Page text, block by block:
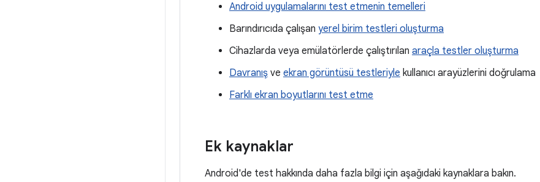
Android uygulamalarını test etmenin temelleri
Barındırıcıda çalışan yerel birim testleri oluşturma
Cihazlarda veya emülatörlerde çalıştırılan araçla testler oluşturma
Davranış ve ekran görüntüsü testleriyle kullanıcı arayüzlerini doğrulama
Farklı ekran boyutlarını test etme
Ek kaynaklar
Android'de test hakkında daha fazla bilgi için aşağıdaki kaynaklara bakın.